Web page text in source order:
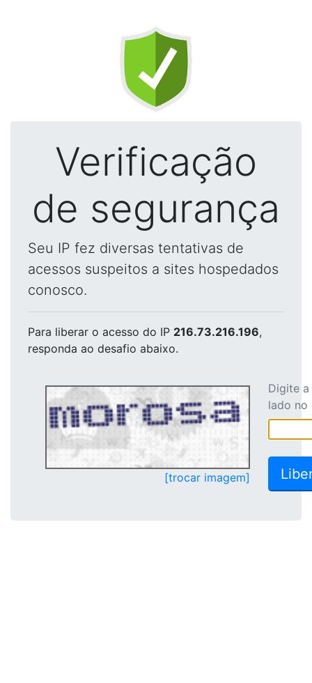
Verificação
de segurança
Seu IP fez diversas tentativas de
acessos suspeitos a sites hospedados
conosco.
Para liberar o acesso do IP 216.73.216.196,
responda ao desafio abaixo.
[trocar imagem]
Digite
lado no